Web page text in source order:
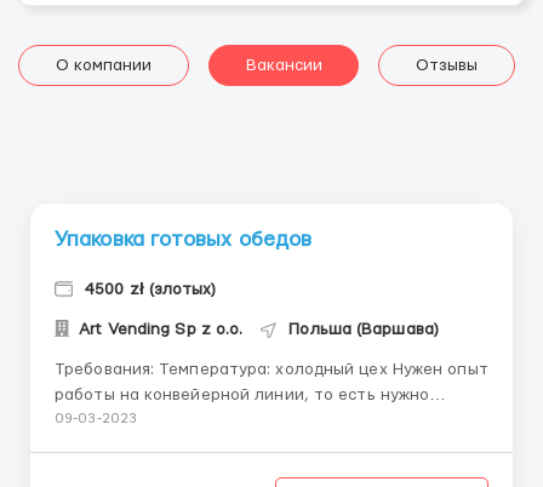
О компании Вакансии Отзывы
Упаковка готовых обедов
4500 zł (злотых)
Art Vending Sp z o.o. Польша (Варшава)
Требования: Температура: холодный цех Нужен опыт
работы на конвейерной линии, то есть нужно
быстро обрабатывать заказы. Работа при
09-03-2023